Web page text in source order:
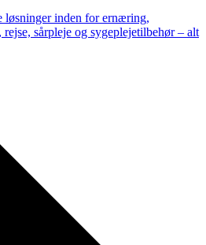
løsninger inden for ernæring,
sårpleje og sygeplejetilbehør – alt